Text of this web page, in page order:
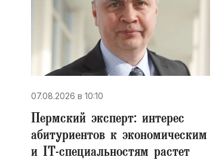
07.08.2026 в 10:10
Пермский эксперт: интерес
абитуриентов к экономическим
и IT-специальностям растет